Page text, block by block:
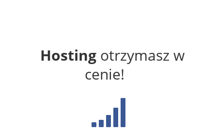
Hostingotrzymasz w
cenie!